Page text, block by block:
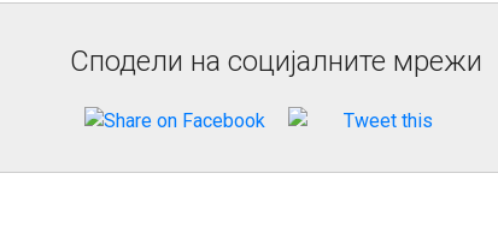
Сподели на социјалните мрежи